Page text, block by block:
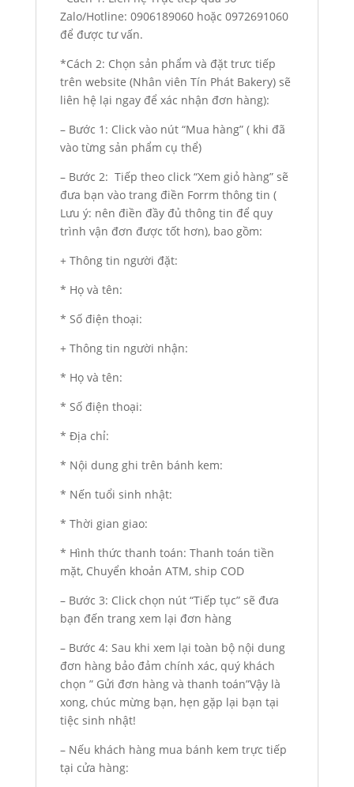
Zalo/Hotline: 0906189060 hoặc 0972691060
để được tư vấn.
*Cách 2: Chọn sản phẩm và đặt trưc tiếp
trên website (Nhân viên Tín Phát Bakery) sẽ
liên hệ lại ngay để xác nhận đơn hàng):
– Bước 1: Click vào nút “Mua hàng” ( khi đã
vào từng sản phẩm cụ thể)
– Bước 2: Tiếp theo click “Xem giỏ hàng” sẽ
đưa bạn vào trang điền Forrm thông tin (
Lưu ý: nên điền đầy đủ thông tin để quy
trình vận đơn được tốt hơn), bao gồm:
+ Thông tin người đặt:
* Họ và tên:
* Số điện thoại:
+ Thông tin người nhận:
* Họ và tên:
* Số điện thoại:
* Địa chỉ:
* Nội dung ghi trên bánh kem:
* Nến tuổi sinh nhật:
* Thời gian giao:
* Hình thức thanh toán: Thanh toán tiền
mặt, Chuyển khoản ATM, ship COD
– Bước 3: Click chọn nút “Tiếp tục” sẽ đưa
bạn đến trang xem lại đơn hàng
– Bước 4: Sau khi xem lại toàn bộ nội dung
đơn hàng bảo đảm chính xác, quý khách
chọn ” Gửi đơn hàng và thanh toán”Vậy là
xong, chúc mừng bạn, hẹn gặp lại bạn tại
tiệc sinh nhật!
– Nếu khách hàng mua bánh kem trực tiếp
tại cửa hàng: